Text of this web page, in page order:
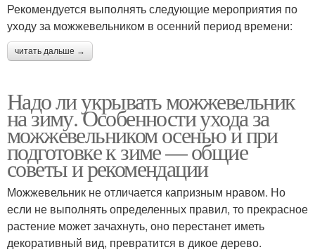
Рекомендуется выполнять следующие мероприятия по
уходу за можжевельником в осенний период времени:
читать дальше →
Надо ли укрывать можжевельник
на зиму. Особенности ухода за
можжевельником осенью и при
подготовке к зиме — общие
советы и рекомендации
Можжевельник не отличается капризным нравом. Но
если не выполнять определенных правил, то прекрасное
растение может зачахнуть, оно перестанет иметь
декоративный вид, превратится в дикое дерево.